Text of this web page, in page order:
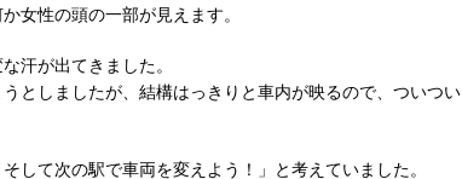
女性の頭の一部が見えます。
汗が出てきました。
としましたが、結構はっきりと車内が映るので、ついつい
して次の駅で車両を変えよう！」と考えていました。